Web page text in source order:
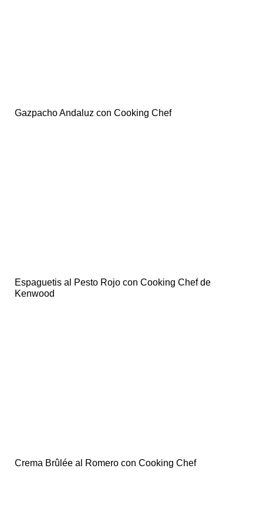
Gazpacho Andaluz con Cooking Chef
Espaguetis al Pesto Rojo con Cooking Chef de
Kenwood
Crema Brûlée al Romero con Cooking Chef